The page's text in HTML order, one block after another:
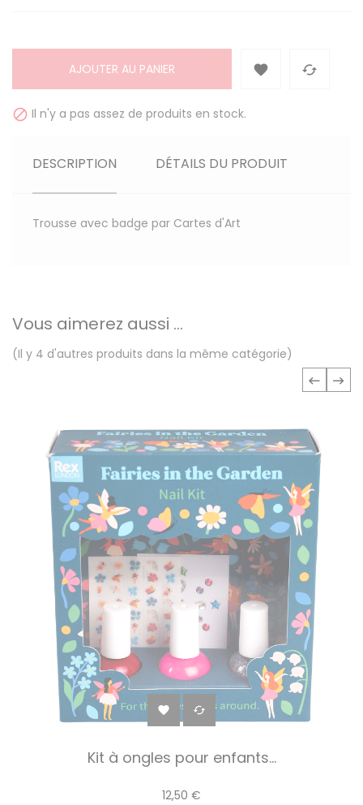
AJOUTER AU PANIER  
 Il n'y a pas assez de produits en stock.
DESCRIPTION DÉTAILS DU PRODUIT
Trousse avec badge par Cartes d'Art
Vous aimerez aussi ...
(Il y 4 d'autres produits dans la même catégorie)
 
Kit à ongles pour enfants...
12,50 €